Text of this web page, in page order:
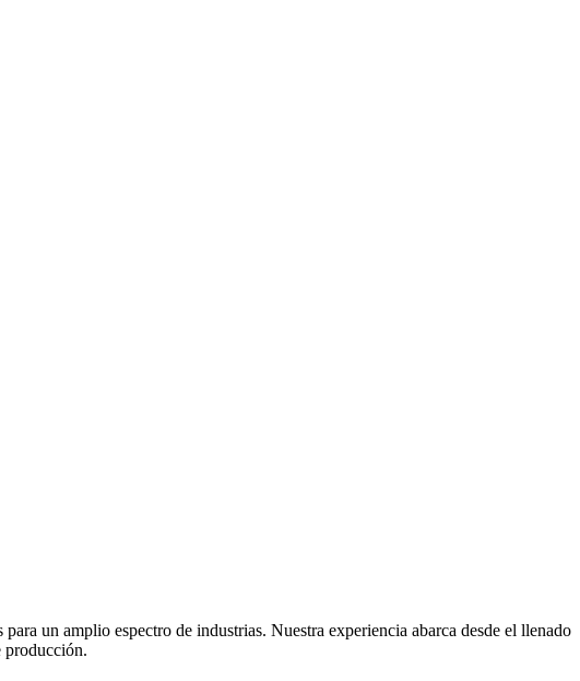
un amplio espectro de industrias. Nuestra experiencia abarca desde el llenado
producción.